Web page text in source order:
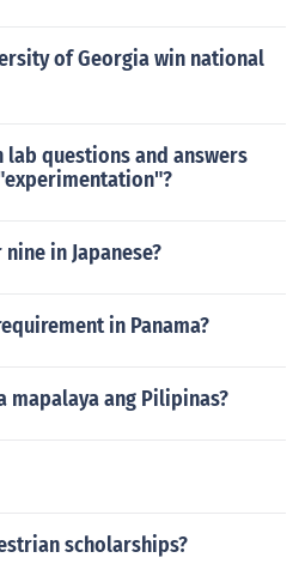
of Georgia win national
lab questions and answers
in Japanese?
in Panama?
mapalaya ang Pilipinas?
scholarships?